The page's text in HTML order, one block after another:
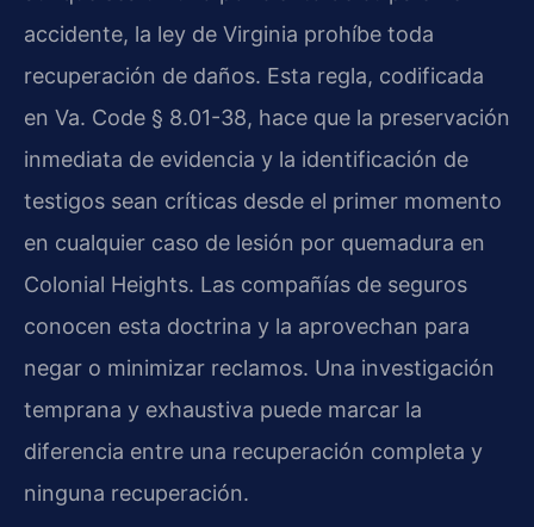
accidente, la ley de Virginia prohíbe toda
recuperación de daños. Esta regla, codificada
en Va. Code § 8.01-38, hace que la preservación
inmediata de evidencia y la identificación de
testigos sean críticas desde el primer momento
en cualquier caso de lesión por quemadura en
Colonial Heights. Las compañías de seguros
conocen esta doctrina y la aprovechan para
negar o minimizar reclamos. Una investigación
temprana y exhaustiva puede marcar la
diferencia entre una recuperación completa y
ninguna recuperación.